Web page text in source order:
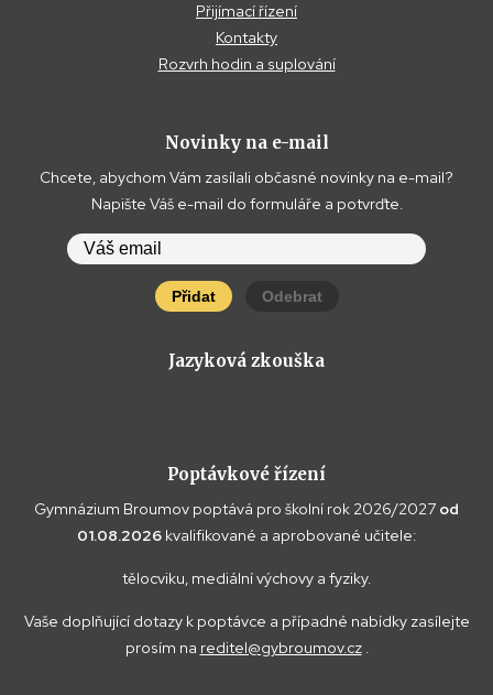
Přijímací řízení
Kontakty
Rozvrh hodin a suplování
Novinky na e-mail
Chcete, abychom Vám zasílali občasné novinky na e-mail?
Napište Váš e-mail do formuláře a potvrďte.
Přidat Odebrat
Jazyková zkouška
Poptávkové řízení
Gymnázium Broumov poptává pro školní rok 2026/2027 od
01.08.2026 kvalifikované a aprobované učitele:
tělocviku, mediální výchovy a fyziky.
Vaše doplňující dotazy k poptávce a případné nabídky zasílejte
prosím na reditel@gybroumov.cz.